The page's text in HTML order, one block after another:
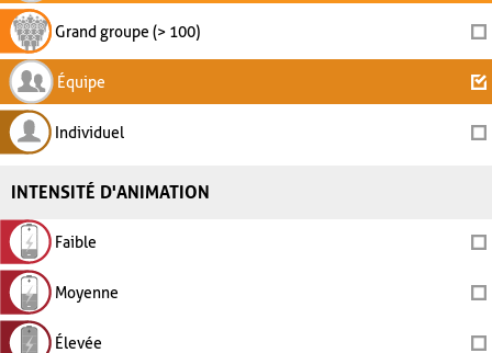
Grand groupe (> 100)
Équipe
Individuel
INTENSITÉ D'ANIMATION
Faible
Moyenne
Élevée